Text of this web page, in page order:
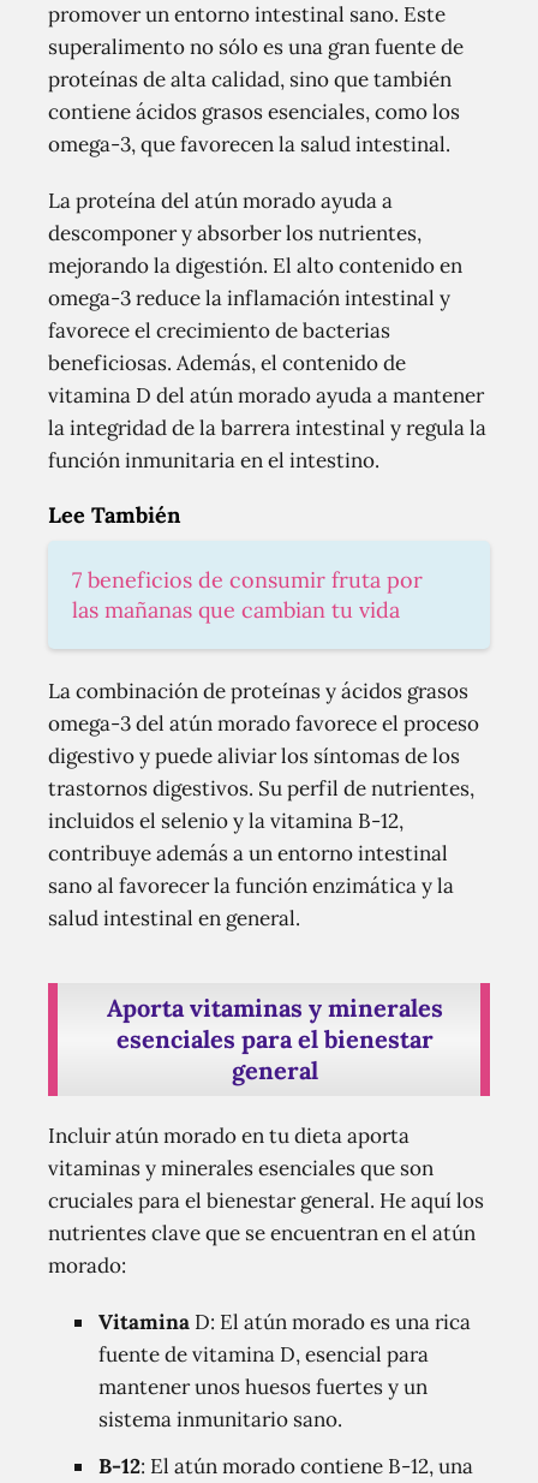
promover un entorno intestinal sano. Este
superalimento no sólo es una gran fuente de
proteínas de alta calidad, sino que también
contiene ácidos grasos esenciales, como los
omega-3, que favorecen la salud intestinal.
La proteína del atún morado ayuda a
descomponer y absorber los nutrientes,
mejorando la digestión. El alto contenido en
omega-3 reduce la inflamación intestinal y
favorece el crecimiento de bacterias
beneficiosas. Además, el contenido de
vitamina D del atún morado ayuda a mantener
la integridad de la barrera intestinal y regula la
función inmunitaria en el intestino.
Lee También
7 beneficios de consumir fruta por
las mañanas que cambian tu vida
La combinación de proteínas y ácidos grasos
omega-3 del atún morado favorece el proceso
digestivo y puede aliviar los síntomas de los
trastornos digestivos. Su perfil de nutrientes,
incluidos el selenio y la vitamina B-12,
contribuye además a un entorno intestinal
sano al favorecer la función enzimática y la
salud intestinal en general.
Aporta vitaminas y minerales
esenciales para el bienestar
general
Incluir atún morado en tu dieta aporta
vitaminas y minerales esenciales que son
cruciales para el bienestar general. He aquí los
nutrientes clave que se encuentran en el atún
morado:
Vitamina D: El atún morado es una rica
fuente de vitamina D, esencial para
mantener unos huesos fuertes y un
sistema inmunitario sano.
B-12: El atún morado contiene B-12, una